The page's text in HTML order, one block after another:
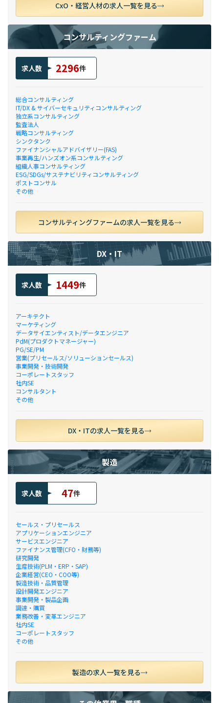
CxO・経営人材の求人一覧を見る
コンサルティングファーム
求人数 2296件
総合コンサルティング
IT/DX & サイバーセキュリティコンサルティング
独立系コンサルティング
監査法人
戦略コンサルティング
シンクタンク
ファイナンシャルアドバイザリー(FAS)
事業再生/ハンズオン系コンサルティング
組織人事コンサルティング
ESG/SDGs/サステナビリティコンサルティング
ポストコンサル
その他
コンサルティングファームの求人一覧を見る
DX・IT
求人数 1449件
アーキテクト
マーケティング
データサイエンティスト/データエンジニア
PdM(プロダクトマネージャー)
PG/SE/PM
営業(プリセールス/ソリューションセールス)
事業開発・技術開発
コーポレートスタッフ
社内SE
コンサルタント
その他
DX・ITの求人一覧を見る
製造
求人数 47件
セールス・プリセールス
アプリケーションエンジニア
サービスエンジニア
ファイナンス管理(CFO・財務等)
研究開発
生産技術(PLM・ERP・SAP)
企業経営(CEO・COO等)
製造技術・品質管理
設計開発エンジニア
事業開発・製品企画
調達・購買
業務改善・変革エンジニア
社内SE
コーポレートスタッフ
その他
製造の求人一覧を見る